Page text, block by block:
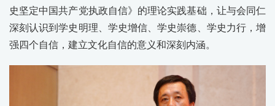
史坚定中国共产党执政自信》的理论实践基础，让与会同仁
深刻认识到学史明理、学史增信、学史崇德、学史力行，增
强四个自信，建立文化自信的意义和深刻内涵。